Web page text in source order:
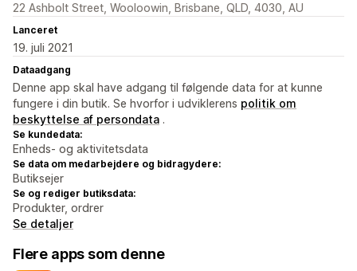
22 Ashbolt Street, Wooloowin, Brisbane, QLD, 4030, AU
Lanceret
19. juli 2021
Dataadgang
Denne app skal have adgang til følgende data for at kunne
fungere i din butik. Se hvorfor i udviklerens politik om
beskyttelse af persondata .
Se kundedata:
Enheds- og aktivitetsdata
Se data om medarbejdere og bidragydere:
Butiksejer
Se og rediger butiksdata:
Produkter, ordrer
Se detaljer
Flere apps som denne